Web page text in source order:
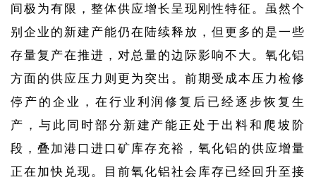
间极为有限，整体供应增长呈现刚性特征。虽然个
别企业的新建产能仍在陆续释放，但更多的是一些
存量复产在推进，对总量的边际影响不大。氧化铝
方面的供应压力则更为突出。前期受成本压力检修
停产的企业，在行业利润修复后已经逐步恢复生
产，与此同时部分新建产能正处于出料和爬坡阶
段，叠加港口进口矿库存充裕，氧化铝的供应增量
正在加快兑现。目前氧化铝社会库存已经回升至接